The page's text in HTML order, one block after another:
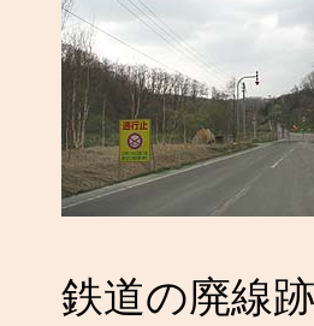
鉄道の廃線